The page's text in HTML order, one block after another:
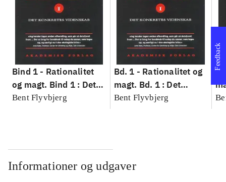
Bind 1 - Rationalitet
og magt. Bind 1 : Det
konkretes videnskab
Bent Flyvbjerg
Bd. 1 - Rationalitet og
magt. Bd. 1 : Det
konkretes videnskab
Bent Flyvbjerg
Informationer og udgaver
Feedback